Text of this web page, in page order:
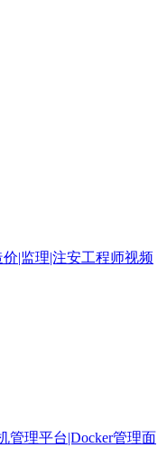
|监理|注安工程师视频
管理平台|Docker管理面